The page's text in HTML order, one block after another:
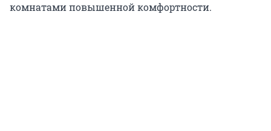
комнатами повышенной комфортности.